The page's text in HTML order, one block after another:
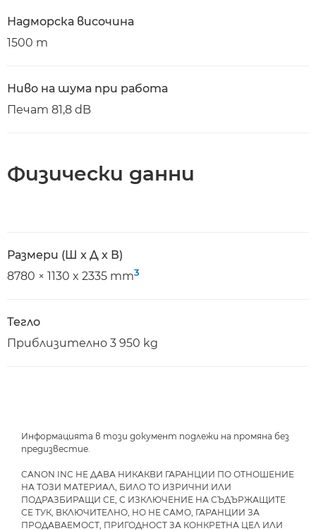
Надморска височина
1500 m
Ниво на шума при работа
Печат 81,8 dB
Физически данни
Размери (Ш x Д x В)
8780 × 1130 x 2335 mm3
Тегло
Приблизително 3 950 kg
Информацията в този документ подлежи на промяна без
предизвестие.
CANON INC НЕ ДАВА НИКАКВИ ГАРАНЦИИ ПО ОТНОШЕНИЕ
НА ТОЗИ МАТЕРИАЛ, БИЛО ТО ИЗРИЧНИ ИЛИ
ПОДРАЗБИРАЩИ СЕ, С ИЗКЛЮЧЕНИЕ НА СЪДЪРЖАЩИТЕ
СЕ ТУК, ВКЛЮЧИТЕЛНО, НО НЕ САМО, ГАРАНЦИИ ЗА
ПРОДАВАЕМОСТ, ПРИГОДНОСТ ЗА КОНКРЕТНА ЦЕЛ ИЛИ